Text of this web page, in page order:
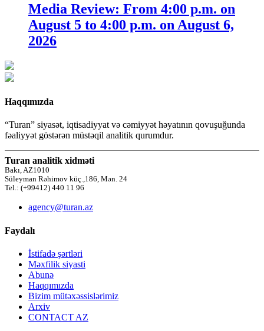
Media Review: From 4:00 p.m. on
August 5 to 4:00 p.m. on August 6,
2026
Haqqımızda
“Turan” siyasət, iqtisadiyyat və cəmiyyət həyatının qovuşuğunda
fəaliyyət göstərən müstəqil analitik qurumdur.
Turan analitik xidməti
Bakı, AZ1010
Süleyman Rəhimov küç.,186, Mən. 24
Tel.: (+99412) 440 11 96
agency@turan.az
Faydalı
İstifadə şərtləri
Məxfilik siyasti
Abunə
Haqqımızda
Bizim mütəxəssislərimiz
Arxiv
CONTACT AZ